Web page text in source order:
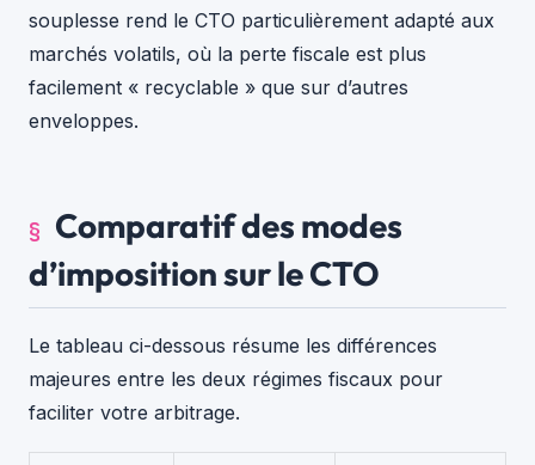
souplesse rend le CTO particulièrement adapté aux
marchés volatils, où la perte fiscale est plus
facilement « recyclable » que sur d’autres
enveloppes.
Comparatif des modes
d’imposition sur le CTO
Le tableau ci-dessous résume les différences
majeures entre les deux régimes fiscaux pour
faciliter votre arbitrage.